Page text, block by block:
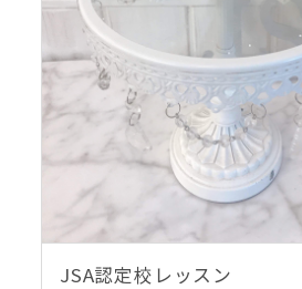
JSA認定校レッスン